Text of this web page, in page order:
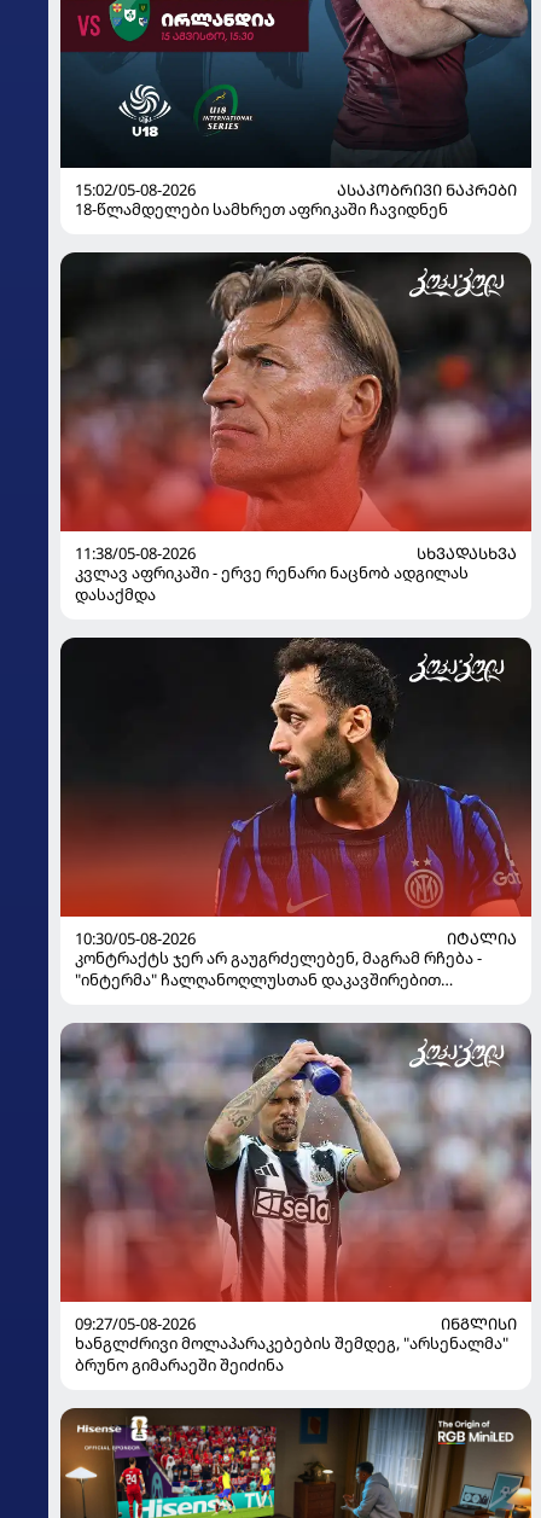
15:02/05-08-2026
ᲐᲡᲐᲙᲝᲑᲠᲘᲕᲘ ᲜᲐᲙᲠᲔᲑᲘ
18-წლამდელები სამხრეთ აფრიკაში ჩავიდნენ
11:38/05-08-2026
ᲡᲮᲕᲐᲓᲐᲡᲮᲕᲐ
კვლავ აფრიკაში - ერვე რენარი ნაცნობ ადგილას
დასაქმდა
10:30/05-08-2026
ᲘᲢᲐᲚᲘᲐ
კონტრაქტს ჯერ არ გაუგრძელებენ, მაგრამ რჩება -
"ინტერმა" ჩალღანოღლუსთან დაკავშირებით
09:27/05-08-2026
ᲘᲜᲒᲚᲘᲡᲘ
ხანგლძრივი მოლაპარაკებების შემდეგ, "არსენალმა"
ბრუნო გიმარაეში შეიძინა